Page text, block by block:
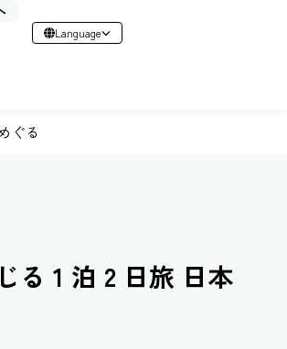
Language
ぐる
る 1 泊 2 日旅 日本